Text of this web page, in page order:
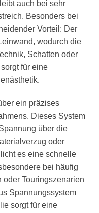
auch bei sehr
Besonders bei
Vorteil: Der
wodurch die
Schatten oder
für eine
ein präzises
Dieses System
über die
oder
es eine schnelle
bei häufig
Touringszenarien
Spannungssystem
sorgt für eine